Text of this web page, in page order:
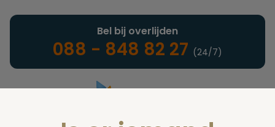
Bel bij overlijden
088 - 848 82 27 (24/7)